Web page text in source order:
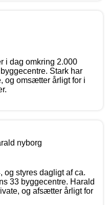
i dag omkring 2.000
Stark har
og omsætter årligt for i
og styres dagligt af ca.
33 byggecentre. Harald
og afsætter årligt for